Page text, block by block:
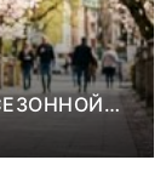
ПЛАЩА